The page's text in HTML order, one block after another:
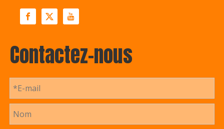
Contactez-nous